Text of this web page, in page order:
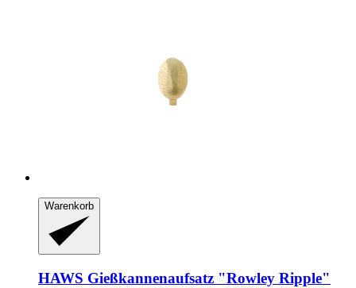
Warenkorb
HAWS Gießkannenaufsatz "Rowley Ripple"